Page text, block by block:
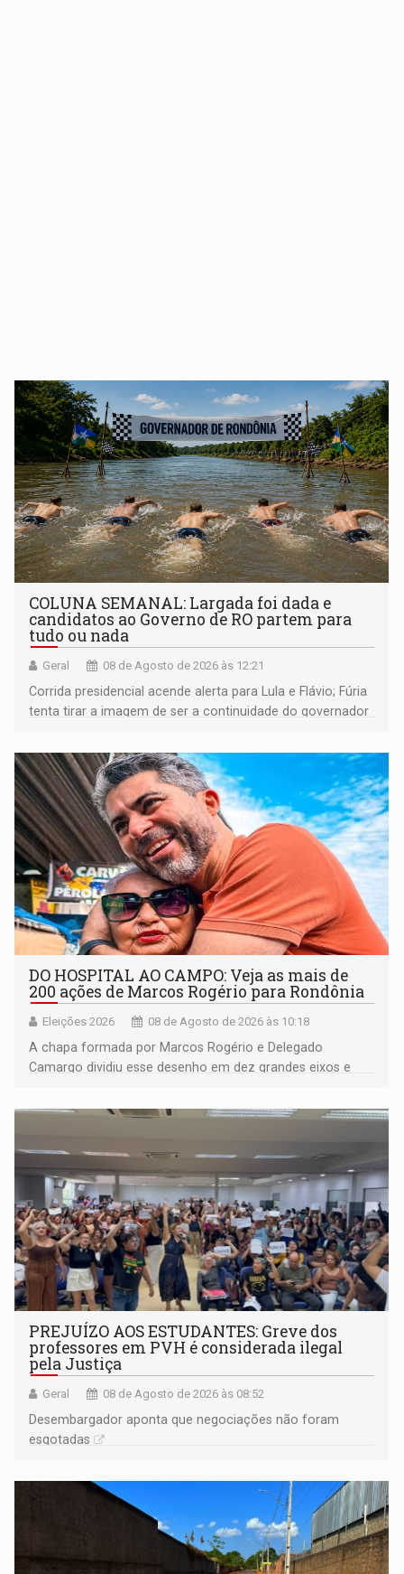
COLUNA SEMANAL: Largada foi dada e
candidatos ao Governo de RO partem para
tudo ou nada
Geral 08 de Agosto de 2026 às 12:21
Corrida presidencial acende alerta para Lula e Flávio; Fúria
tenta tirar a imagem de ser a continuidade do governador
não ter entrado no modo eleição; ABAV faz evento em
Porto Velho
DO HOSPITAL AO CAMPO: Veja as mais de
200 ações de Marcos Rogério para Rondônia
Eleições 2026 08 de Agosto de 2026 às 10:18
A chapa formada por Marcos Rogério e Delegado
Camargo dividiu esse desenho em dez grandes eixos e
PREJUÍZO AOS ESTUDANTES: Greve dos
professores em PVH é considerada ilegal
pela Justiça
Geral 08 de Agosto de 2026 às 08:52
Desembargador aponta que negociações não foram
esgotadas